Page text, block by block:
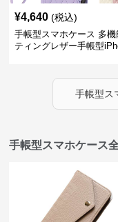
¥4,640 (税込)
手帳型スマホケース 多機
ティングレザー手帳型
手帳型ス
手帳型スマホケース